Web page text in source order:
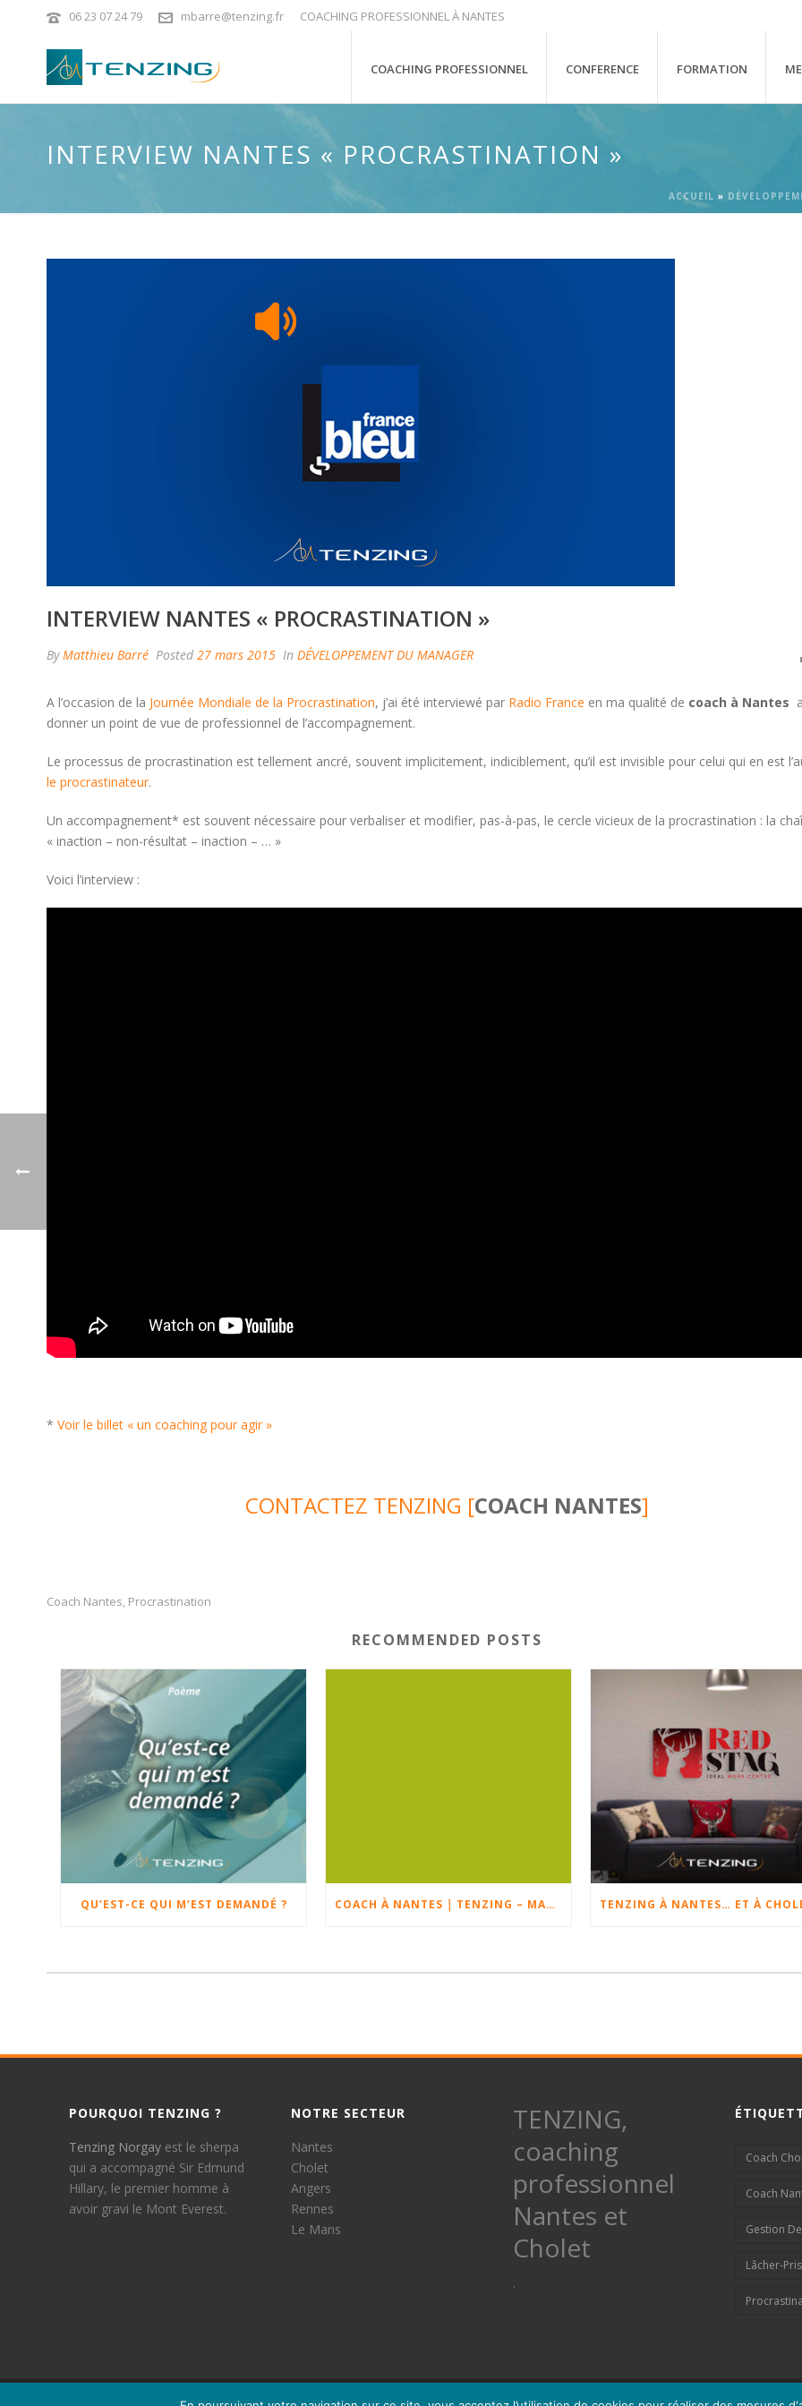
06 23 07 24 79 mbarre@tenzing.fr COACHING PROFESSIONNEL À NANTES
COACHING PROFESSIONNEL CONFERENCE FORMATION
INTERVIEW NANTES « PROCRASTINATION »
ACCUEIL »
INTERVIEW NANTES « PROCRASTINATION »
ByMatthieu Barré Posted 27 mars 2015 In DÉVELOPPEMENT DU MANAGER
A l’occasion de la Journée Mondiale de la Procrastination, j’ai été interviewé par Radio France en ma qualité de coach à Nantes
donner un point de vue de professionnel de l’accompagnement.
Le processus de procrastination est tellement ancré, souvent implicitement, indiciblement, qu’il est invisible pour celui qui en est
le procrastinateur.
Un accompagnement* est souvent nécessaire pour verbaliser et modifier, pas-à-pas, le cercle vicieux de la procrastination : la
« inaction – non-résultat – inaction – … »
Voici l’interview :
* Voir le billet « un coaching pour agir »
CONTACTEZ TENZING [COACH NANTES]
Coach Nantes, Procrastination
RECOMMENDED POSTS
QU’EST-CE QUI M’EST DEMANDÉ ? COACH À NANTES ￨ TENZING – MATTHIEU BARRÉ
POURQUOI TENZING ?
Tenzing Norgayest le sherpa
qui a accompagné Sir Edmund
Hillary, le premier homme à
avoir gravi le Mont Everest.
NOTRE SECTEUR
Nantes
Cholet
Angers
Rennes
Le Mans
TENZING,
coaching
professionnel
Nantes et
Cholet
.
Coach
Coach
Gestion
Lâcher-